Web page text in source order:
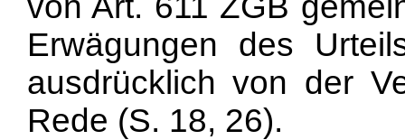
Erwägungen des
ausdrücklich von der
Rede (S. 18, 26).